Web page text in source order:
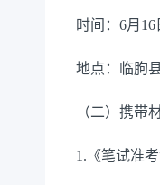
时间： 6月 16
地点：临朐
（二）携带
1. 《笔试准